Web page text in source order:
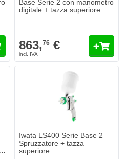
Base Serie 2 con manometro
digitale + tazza superiore
863,76 €
Serie 2 con manometro digitale
Iwata LS400 Serie Base 2
Iwata LS400 Serie Base 2
Spruzzatore + tazza
superiore